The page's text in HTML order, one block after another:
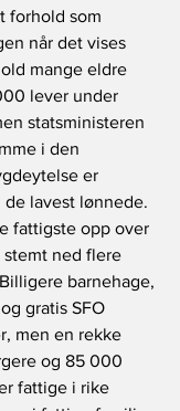
forhold som
når det vises
mange eldre
lever under
statsministeren
i den
er
lavest lønnede.
fattigste opp over
stemt ned flere
barnehage,
gratis SFO
men en rekke
og 85 000
fattige i rike